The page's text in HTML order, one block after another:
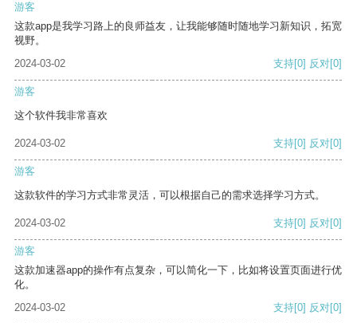
游客
这款app是我学习路上的良师益友，让我能够随时随地学习新知识，拓宽
视野。
2024-03-02
支持[0] 反对[0]
游客
这个软件我非常喜欢
2024-03-02 支持[0] 反对[0]
游客
这款软件的学习方式非常灵活，可以根据自己的需求选择学习方式。
2024-03-02 支持[0] 反对[0]
游客
这款加速器app的操作有点复杂，可以简化一下，比如将设置页面进行优
化。
2024-03-02
支持[0] 反对[0]